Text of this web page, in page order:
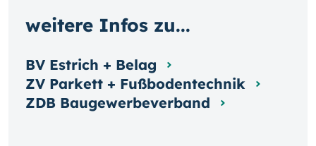
weitere Infos zu...
BV Estrich + Belag
ZV Parkett + Fußbodentechnik
ZDB Baugewerbeverband